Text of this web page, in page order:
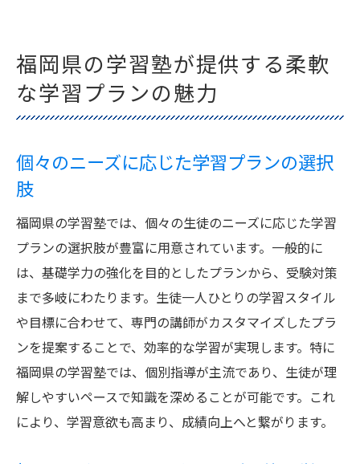
福岡県の学習塾が提供する柔軟
な学習プランの魅力
個々のニーズに応じた学習プランの選択
肢
福岡県の学習塾では、個々の生徒のニーズに応じた学習
プランの選択肢が豊富に用意されています。一般的に
は、基礎学力の強化を目的としたプランから、受験対策
まで多岐にわたります。生徒一人ひとりの学習スタイル
や目標に合わせて、専門の講師がカスタマイズしたプラ
ンを提案することで、効率的な学習が実現します。特に
福岡県の学習塾では、個別指導が主流であり、生徒が理
解しやすいペースで知識を深めることが可能です。これ
により、学習意欲も高まり、成績向上へと繋がります。